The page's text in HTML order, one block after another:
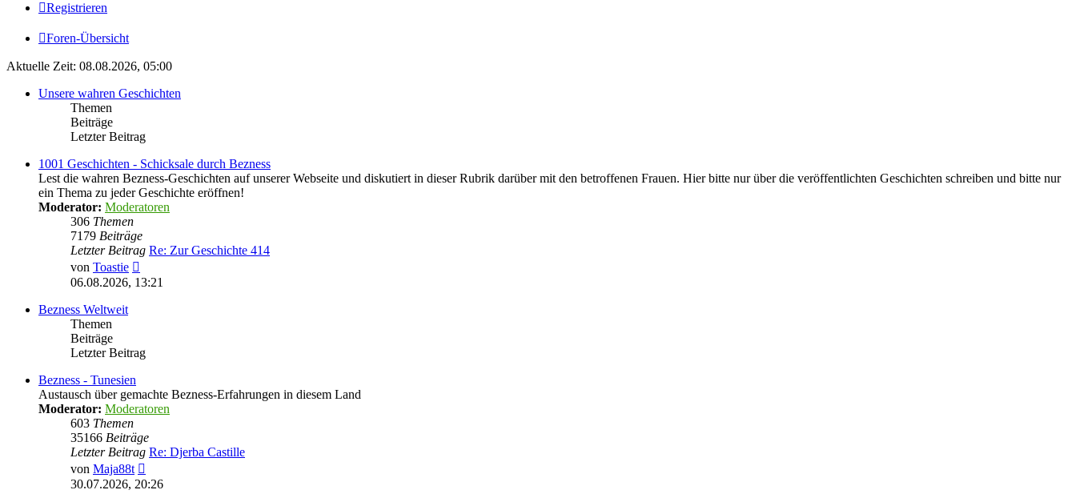
Registrieren
Foren-Übersicht
Aktuelle Zeit: 08.08.2026, 05:00
Unsere wahren Geschichten
Themen
Beiträge
Letzter Beitrag
1001 Geschichten - Schicksale durch Bezness
Lest die wahren Bezness-Geschichten auf unserer Webseite und diskutiert in dieser Rubrik darüber mit den betroffenen Frauen. Hier bitte nur über die veröffentlichten Geschichten schreiben und bitte nur
ein Thema zu jeder Geschichte eröffnen!
Moderator: Moderatoren
306 Themen
7179 Beiträge
Letzter Beitrag Re: Zur Geschichte 414
von Toastie
Beitrag
06.08.2026, 13:21
Bezness Weltweit
Themen
Beiträge
Letzter Beitrag
Bezness - Tunesien
Austausch über gemachte Bezness-Erfahrungen in diesem Land
Moderator: Moderatoren
603 Themen
35166 Beiträge
Letzter Beitrag Re: Djerba Castille
von Maja88t
Beitrag
30.07.2026, 20:26